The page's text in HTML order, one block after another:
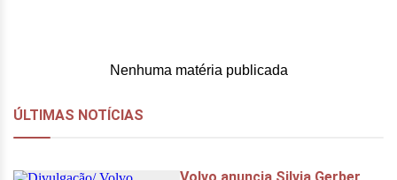
Nenhuma matéria publicada